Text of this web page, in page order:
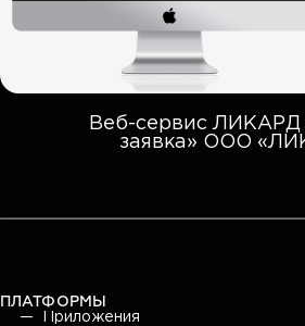
Веб-сервис ЛИКАРД
заявка» ООО
ПЛАТФОРМЫ
Приложения